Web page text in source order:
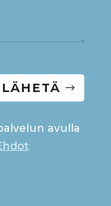
LÄHETÄ
avulla